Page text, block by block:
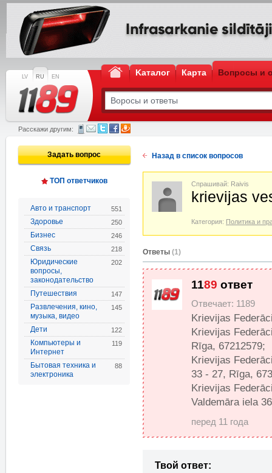
LV RU EN Kаталог Карта Вопросы и
Расскажи другим:
Задать вопрос
ТОП ответчиков
Авто и транспорт 551
Здоровье 250
Бизнес 246
Связь 218
Юридические
вопросы,
законодательство
202
Путешествия 147
Развлечения, кино,
музыка, видео
145
Дети 122
Компьютеры и
Интернет
119
Бытовая техника и
электроника
88
Назад в список вопросов
Спрашивай: Raivis
krievijas
Категория: Политика и
Oтветы (1)
1189 ответ
Отвечает: 1189
Krievijas
Krievijas
Rīga, 67212579;
Krievijas
33 - 27, Rīga,
Krievijas
Valdemāra iela
перед 11 года
Твой ответ: